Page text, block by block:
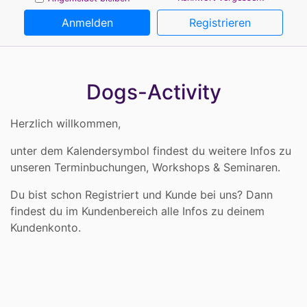
Anmelden Registrieren
Dogs-Activity
Herzlich willkommen,
unter dem Kalendersymbol findest du weitere Infos zu
unseren Terminbuchungen, Workshops & Seminaren.
Du bist schon Registriert und Kunde bei uns? Dann
findest du im Kundenbereich alle Infos zu deinem
Kundenkonto.